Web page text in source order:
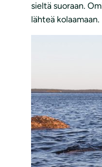
sieltä suoraan.
lähteä kolaamaan.